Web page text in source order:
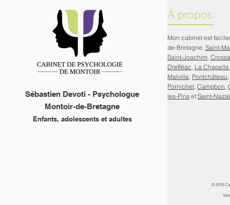
Sébastien Devoti - Psychologue
Montoir-de-Bretagne
Enfants, adolescents et adultes
À propos
Mon cabinet est
de-Bretagne, Saint-
Saint-Joachim,
Drefféac, La
Malville, Pontchâteau,
Pornichet, Campbon,
les-Pins et Saint-
© 2016